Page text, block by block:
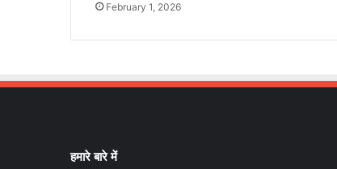
February 1, 2026
हमारे बारे में